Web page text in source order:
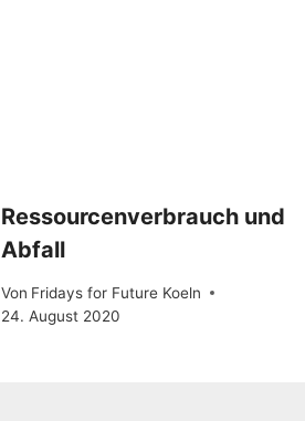
Ressourcenverbrauch und
Abfall
Von Fridays for Future Koeln
24. August 2020